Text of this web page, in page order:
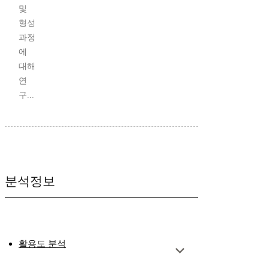
및
형성
과정
에
대해
연
구...
분석정보
활용도 분석